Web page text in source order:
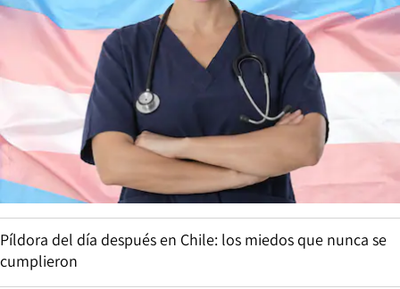
Píldora del día después en Chile: los miedos que nunca se
cumplieron